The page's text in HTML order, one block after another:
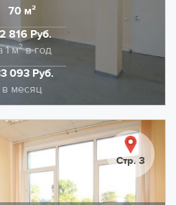
70 м²
816 Руб.
1 м² в год
093 Руб.
в месяц
площадью 69,9 кв.м.,
Выполнена
напольное покрытие -
Потолочная отделка типа
покраска.
Стр. 3